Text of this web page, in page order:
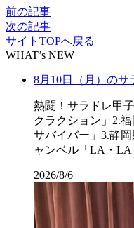
前の記事
次の記事
サイトTOPへ戻る
WHAT’s NEW
8月10日（月）のサ
熱闘！サラドレ甲
クラクション」2.
サバイバー」3.静
ャンベル「LA・
2026/8/6